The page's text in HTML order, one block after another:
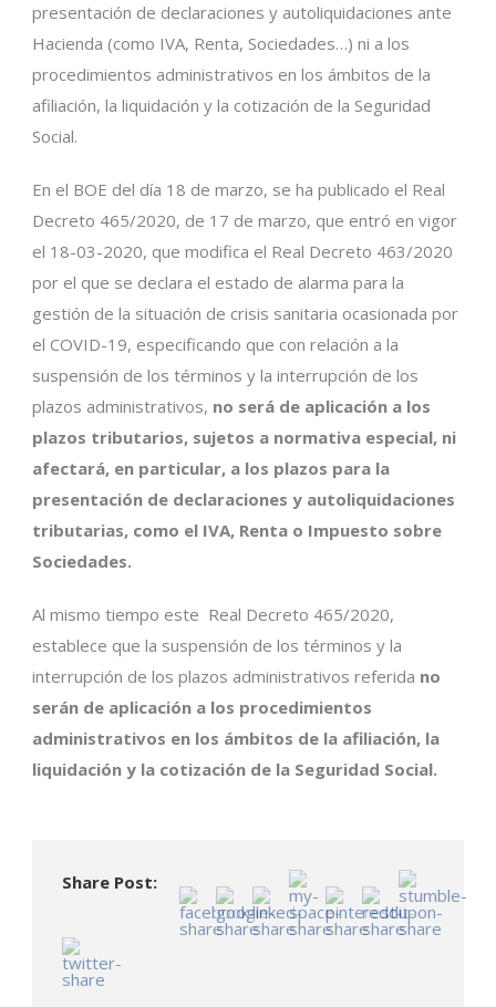
presentación de declaraciones y autoliquidaciones ante
Hacienda (como IVA, Renta, Sociedades…) ni a los
procedimientos administrativos en los ámbitos de la
afiliación, la liquidación y la cotización de la Seguridad
Social.
En el BOE del día 18 de marzo, se ha publicado el Real
Decreto 465/2020, de 17 de marzo, que entró en vigor
el 18-03-2020, que modifica el Real Decreto 463/2020
por el que se declara el estado de alarma para la
gestión de la situación de crisis sanitaria ocasionada por
el COVID-19, especificando que con relación a la
suspensión de los términos y la interrupción de los
plazos administrativos, no será de aplicación a los
plazos tributarios, sujetos a normativa especial, ni
afectará, en particular, a los plazos para la
presentación de declaraciones y autoliquidaciones
tributarias, como el IVA, Renta o Impuesto sobre
Sociedades.
Al mismo tiempo este Real Decreto 465/2020,
establece que la suspensión de los términos y la
interrupción de los plazos administrativos referida no
serán de aplicación a los procedimientos
administrativos en los ámbitos de la afiliación, la
liquidación y la cotización de la Seguridad Social.
Share Post: